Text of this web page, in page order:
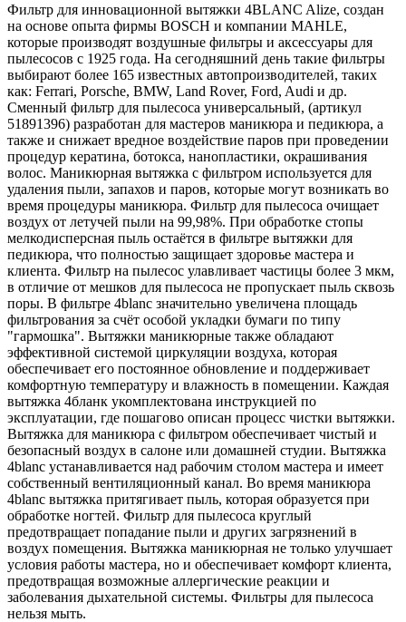
Фильтр для инновационной вытяжки 4BLANC Alize, создан
на основе опыта фирмы BOSCH и компании MAHLE,
которые производят воздушные фильтры и аксессуары для
пылесосов c 1925 года. На сегодняшний день такие фильтры
выбирают более 165 известных автопроизводителей, таких
как: Ferrari, Porsche, BMW, Land Rover, Ford, Audi и др.
Сменный фильтр для пылесоса универсальный, (артикул
51891396) разработан для мастеров маникюра и педикюра, а
также и снижает вредное воздействие паров при проведении
процедур кератина, ботокса, нанопластики, окрашивания
волос. Маникюрная вытяжка с фильтром используется для
удаления пыли, запахов и паров, которые могут возникать во
время процедуры маникюра. Фильтр для пылесоса очищает
воздух от летучей пыли на 99,98%. При обработке стопы
мелкодисперсная пыль остаётся в фильтре вытяжки для
педикюра, что полностью защищает здоровье мастера и
клиента. Фильтр на пылесос улавливает частицы более 3 мкм,
в отличие от мешков для пылесоса не пропускает пыль сквозь
поры. В фильтре 4blanc значительно увеличена площадь
фильтрования за счёт особой укладки бумаги по типу
"гармошка". Вытяжки маникюрные также обладают
эффективной системой циркуляции воздуха, которая
обеспечивает его постоянное обновление и поддерживает
комфортную температуру и влажность в помещении. Каждая
вытяжка 4бланк укомплектована инструкцией по
эксплуатации, где пошагово описан процесс чистки вытяжки.
Вытяжка для маникюра с фильтром обеспечивает чистый и
безопасный воздух в салоне или домашней студии. Вытяжка
4blanc устанавливается над рабочим столом мастера и имеет
собственный вентиляционный канал. Во время маникюра
4blanc вытяжка притягивает пыль, которая образуется при
обработке ногтей. Фильтр для пылесоса круглый
предотвращает попадание пыли и других загрязнений в
воздух помещения. Вытяжка маникюрная не только улучшает
условия работы мастера, но и обеспечивает комфорт клиента,
предотвращая возможные аллергические реакции и
заболевания дыхательной системы. Фильтры для пылесоса
нельзя мыть.